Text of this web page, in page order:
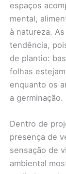
espaços
mental,
à natureza. As
tendência,
de plantio:
folhas
enquanto os
a germinação.
Dentro de
presença de
sensação de
ambiental